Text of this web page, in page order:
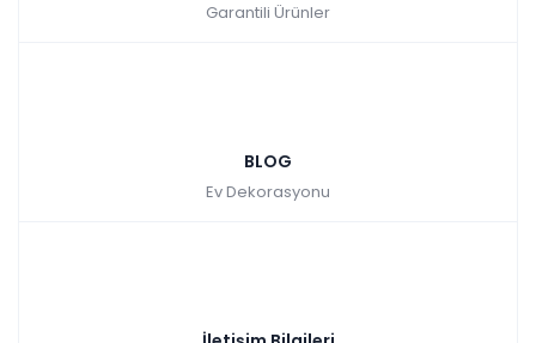
Garantili Ürünler
BLOG
Ev Dekorasyonu